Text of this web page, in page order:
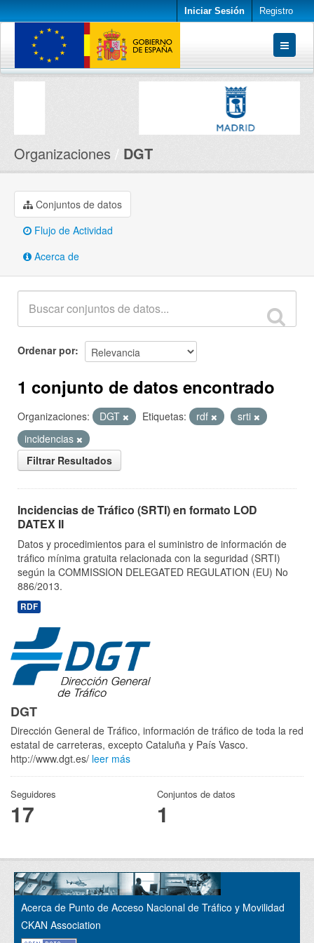
Iniciar Sesión Registro
Conjuntos de datos
Organizaciones DGT
Conjuntos de datos
Flujo de Actividad
Acerca de
Ordenar por
1 conjunto de datos encontrado
Organizaciones: DGT Etiquetas: rdf
srti
incidencias
Filtrar Resultados
Incidencias de Tráfico (SRTI) en formato LOD
DATEX II
Datos y procedimientos para el suministro de información de
tráfico mínima gratuita relacionada con la seguridad (SRTI)
según la COMMISSION DELEGATED REGULATION (EU) No
886/2013.
RDF
DGT
Dirección General de Tráfico, información de tráfico de toda la red
estatal de carreteras, excepto Cataluña y País Vasco.
http://www.dgt.es/ leer más
Seguidores
17
Conjuntos de datos
1
Acerca de Punto de Acceso Nacional de Tráfico y Movilidad
CKAN Association